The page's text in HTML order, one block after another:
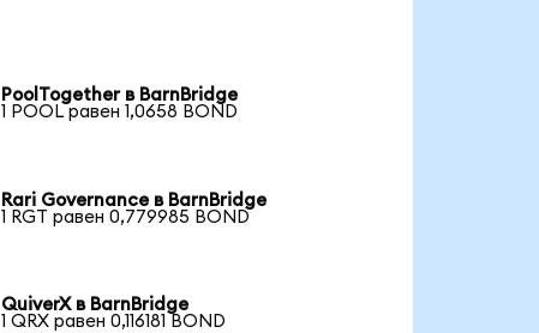
PoolTogether в BarnBridge
1 POOL равен 1,0658 BOND
Rari Governance в BarnBridge
1 RGT равен 0,779985 BOND
QuiverX в BarnBridge
1 QRX равен 0,116181 BOND